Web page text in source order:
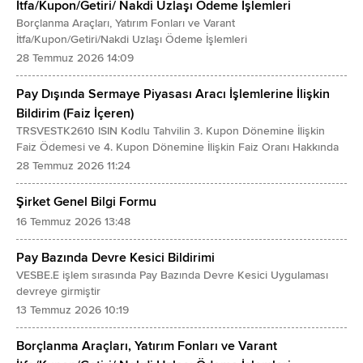
- Şerefiye
- Diğer Maddi Olmayan Duran Varlıklar
Peşin Ödenmiş Giderler
- İlişkili Taraflara Peşin Ödenmiş Giderler
İlişkili Olmayan Taraflara Peşin Ödenmiş Giderler
Ertelenmiş Vergi Varlığı
Diğer Duran Varlıklar
TOPLAM VARLIKLAR
Kısa Vadeli Borçlanmalar
- Banka Kredileri
Uzun Vadeli Borçlanmaların Kısa Vadeli Kısımları
SÜRDÜRÜLEN FAALİYETLER DÖNEM KARI/ZARARI
DURDURULAN FAALİYETLER DÖNEM KARI/ZARARI
DÖNEM KARI/ZARARI
- Kontrol Gücü Olmayan Paylar
- Ana Ortaklık Payları
- Sürdürülen Faaliyetlerden Pay Başına Kazanç
- Durdurulan Faaliyetlerden Pay Başına Kazanç
- Sürdürülen Faaliyetlerden Sulandırılmış Pay Başına Kazanç
- Durdurulan Faaliyetlerden Sulandırılmış Pay Başına Kazanç
Kar veya Zararda Yeniden Sınıflandırılmayacaklar
Maddi Duran Varlıklar Yeniden Değerleme Artışları/Azalışları
İtfa/Kupon/Getiri/ Nakdi Uzlaşı Ödeme İşlemleri
Borçlanma Araçları, Yatırım Fonları ve Varant
İtfa/Kupon/Getiri/Nakdi Uzlaşı Ödeme İşlemleri
28 Temmuz 2026 14:09
Pay Dışında Sermaye Piyasası Aracı İşlemlerine İlişkin
Bildirim (Faiz İçeren)
TRSVESTK2610 ISIN Kodlu Tahvilin 3. Kupon Dönemine İlişkin
Faiz Ödemesi ve 4. Kupon Dönemine İlişkin Faiz Oranı Hakkında
28 Temmuz 2026 11:24
Şirket Genel Bilgi Formu
16 Temmuz 2026 13:48
Pay Bazında Devre Kesici Bildirimi
VESBE.E işlem sırasında Pay Bazında Devre Kesici Uygulaması
devreye girmiştir
13 Temmuz 2026 10:19
Borçlanma Araçları, Yatırım Fonları ve Varant